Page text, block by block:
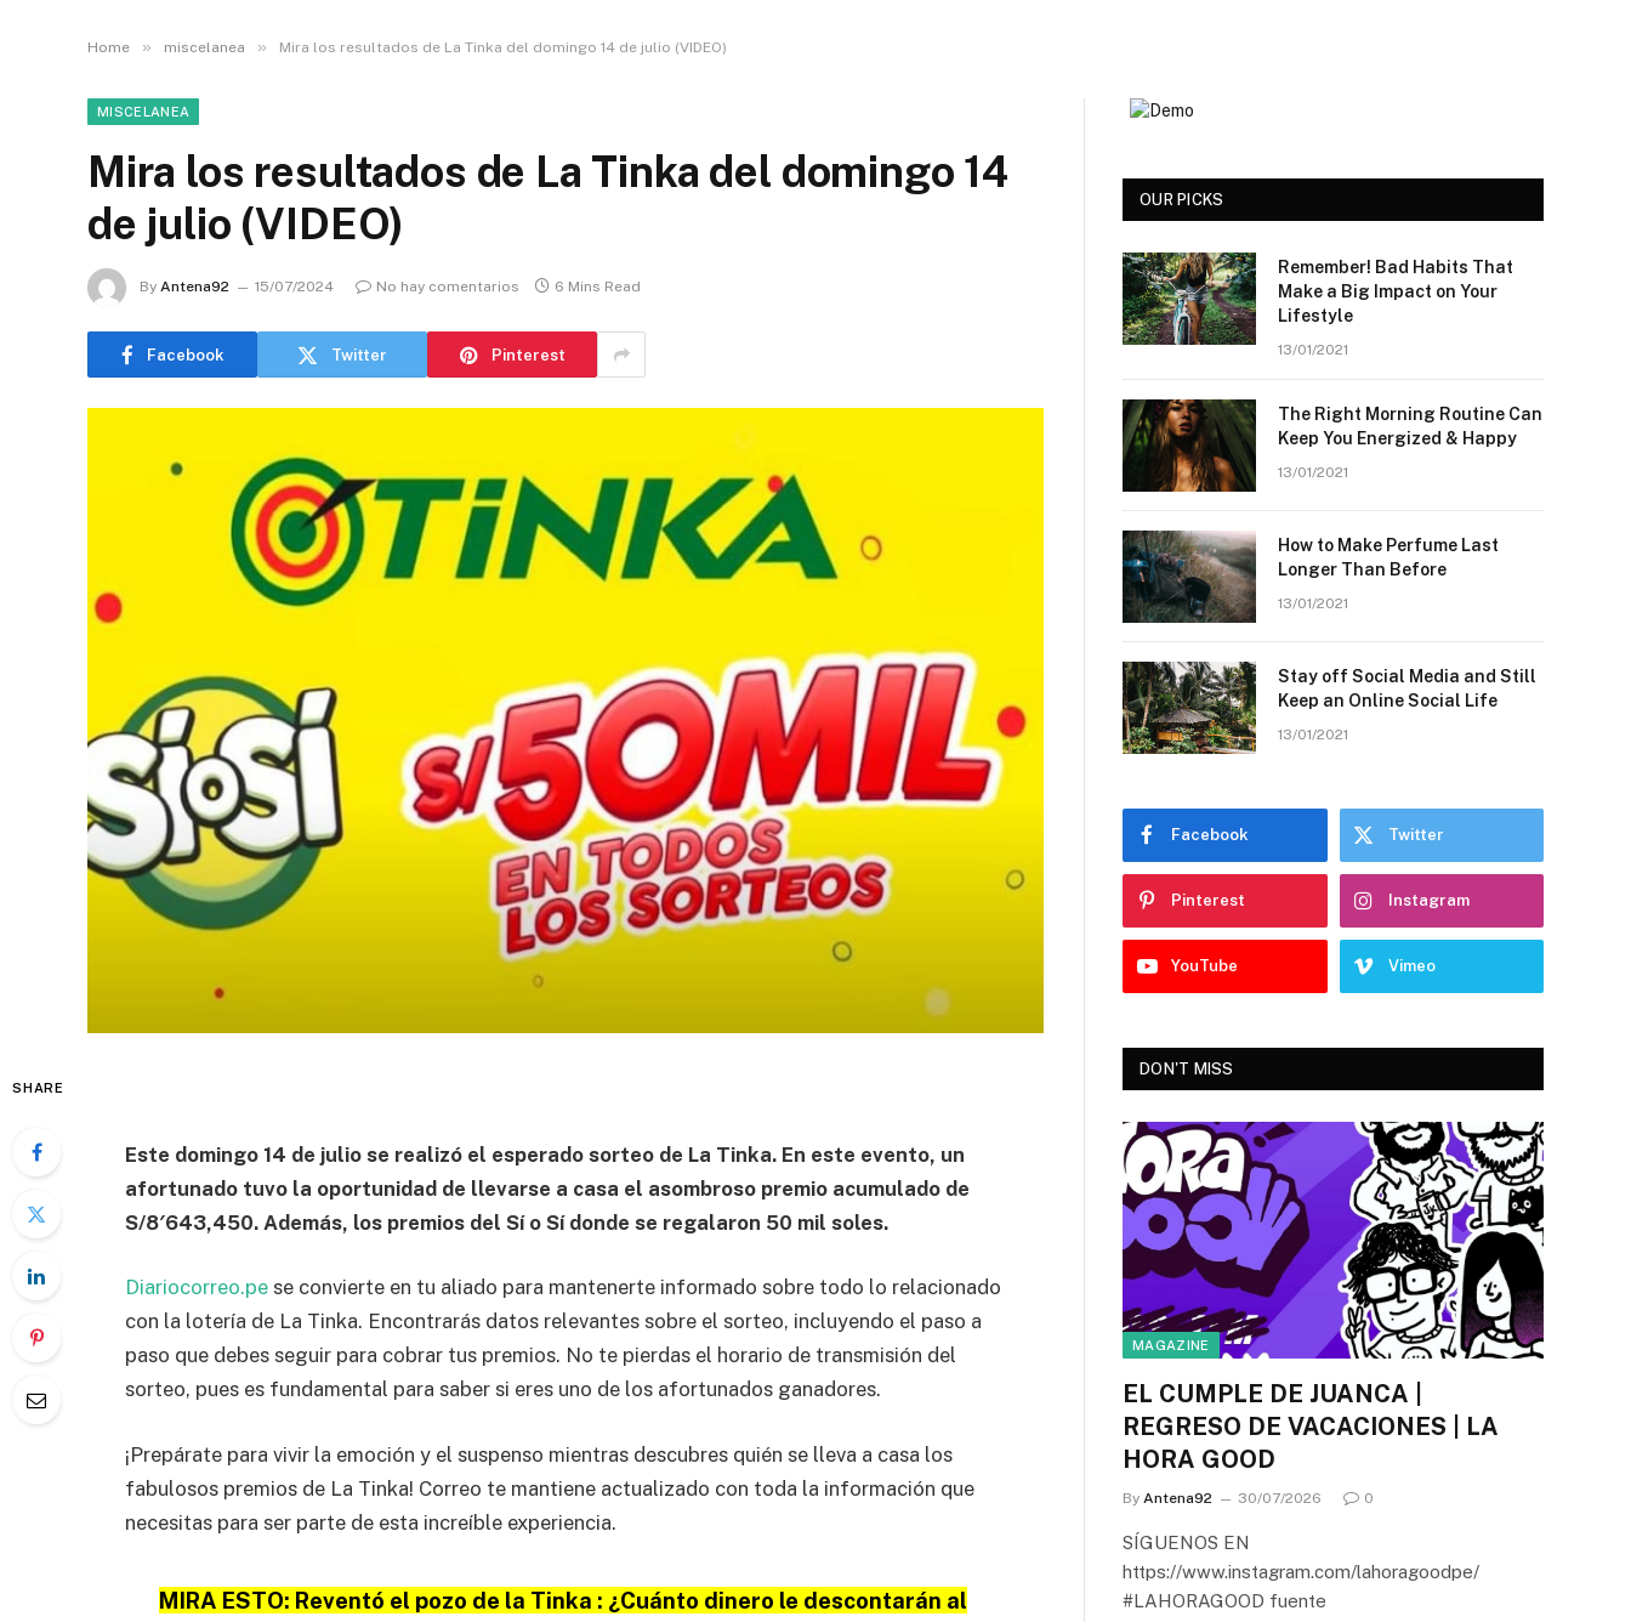
Home » miscelanea » Mira los resultados de La Tinka del domingo 14 de julio (VIDEO)
MISCELANEA
Mira los resultados de La Tinka del domingo 14
de julio (VIDEO)
By Antena92 15/07/2024 No hay comentarios 6 Mins Read
Facebook Twitter Pinterest
SHARE
Este domingo 14 de julio se realizó el esperado sorteo de La Tinka. En este evento, un
afortunado tuvo la oportunidad de llevarse a casa el asombroso premio acumulado de
S/8′643,450. Además, los premios del Sí o Sí donde se regalaron 50 mil soles.
Diariocorreo.pe se convierte en tu aliado para mantenerte informado sobre todo lo relacionado
con la lotería de La Tinka. Encontrarás datos relevantes sobre el sorteo, incluyendo el paso a
paso que debes seguir para cobrar tus premios. No te pierdas el horario de transmisión del
sorteo, pues es fundamental para saber si eres uno de los afortunados ganadores.
¡Prepárate para vivir la emoción y el suspenso mientras descubres quién se lleva a casa los
fabulosos premios de La Tinka! Correo te mantiene actualizado con toda la información que
necesitas para ser parte de esta increíble experiencia.
MIRA ESTO: Reventó el pozo de la Tinka : ¿Cuánto dinero le descontarán al
OUR PICKS
Remember! Bad Habits That
Make a Big Impact on Your
Lifestyle
13/01/2021
The Right Morning Routine Can
Keep You Energized & Happy
13/01/2021
How to Make Perfume Last
Longer Than Before
13/01/2021
Stay off Social Media and Still
Keep an Online Social Life
13/01/2021
Facebook Twitter
Pinterest Instagram
YouTube Vimeo
DON'T MISS
MAGAZINE
EL CUMPLE DE JUANCA |
REGRESO DE VACACIONES | LA
HORA GOOD
By Antena92 30/07/2026 0
SÍGUENOS EN
https://www.instagram.com/lahoragoodpe/
#LAHORAGOOD fuente